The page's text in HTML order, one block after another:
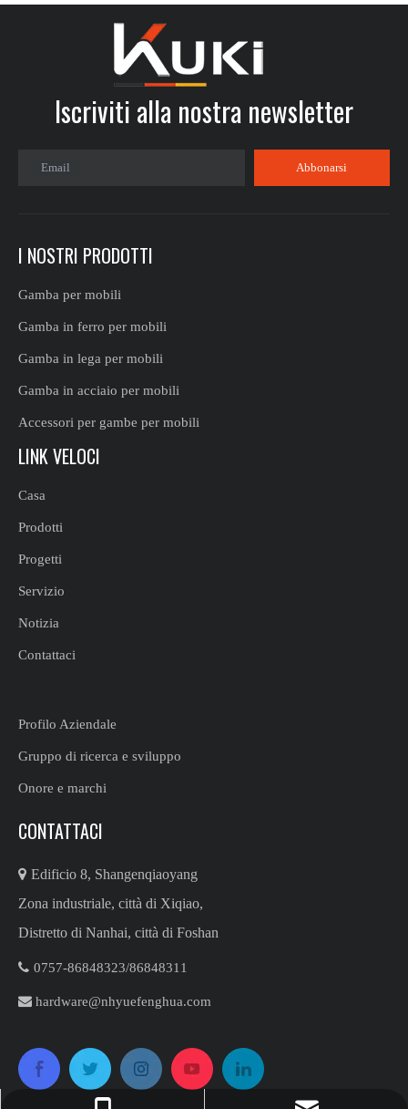
migliore?
Iscriviti alla nostra newsletter​​​​​​​
Email Abbonarsi
I NOSTRI PRODOTTI
Gamba per mobili
Gamba in ferro per mobili
Gamba in lega per mobili
Gamba in acciaio per mobili
Accessori per gambe per mobili
LINK VELOCI
Casa
Prodotti
Progetti
Servizio
Notizia
Contattaci
Profilo Aziendale
Gruppo di ricerca e sviluppo
Onore e marchi
CONTATTACI
 Edificio 8, Shangenqiaoyang
Zona industriale, città di Xiqiao,
Distretto di Nanhai, città di Foshan
 0757-86848323/86848311​​​​​​​
 hardware@nhyuefenghua.com